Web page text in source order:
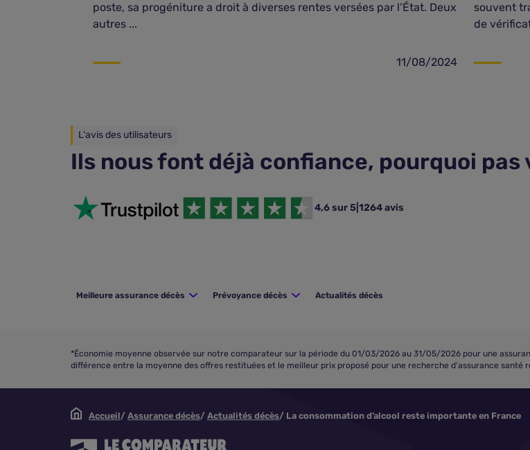
poste, sa progéniture a droit à diverses rentes versées par l’État. Deux
autres ...
11/08/2024
souvent
de
L'avis des utilisateurs
Ils nous font déjà confiance, pourquoi pas
4,6 sur 5 1264 avis
Meilleure assurance décès Prévoyance décès Actualités décès
*Économie moyenne observée sur notre comparateur sur la période du 01/03/2026 au 31/05/2026 pour une
différence entre la moyenne des offres restituées et le meilleur prix proposé pour une recherche d'assurance santé
Accueil Assurance décès Actualités décès La consommation d’alcool reste importante en France